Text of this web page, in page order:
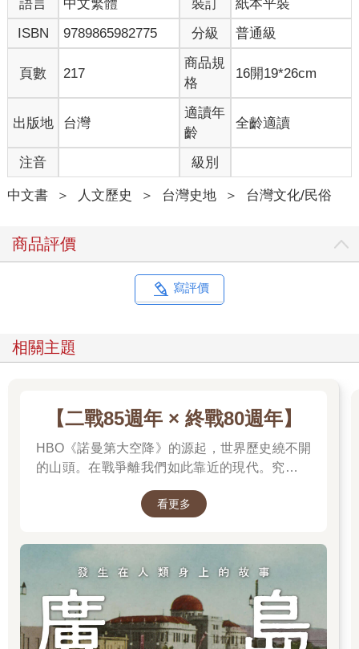
語言 中文繁體 裝訂
紙本平裝
ISBN
9789865982775 分級 普通級
頁數 217
商品規
格
16開19*26cm
出版地 台灣
適讀年
齡
全齡適讀
注音 級別
中文書 ＞ 人文歷史 ＞ 台灣史地 ＞ 台灣文化/民俗
商品評價
寫評價
相關主題
【二戰85週年 × 終戰80週年】
HBO《諾曼第大空降》的源起，世界歷史繞不開
的山頭。在戰爭離我們如此靠近的現代。究竟是
後、影響至今的軍事衝突？我們站在世界和平的
理由。
看更多